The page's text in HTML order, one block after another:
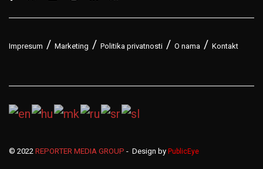
Impresum Marketing Politika privatnosti O nama Kontakt
© 2022 REPORTER MEDIA GROUP - Design by PublicEye